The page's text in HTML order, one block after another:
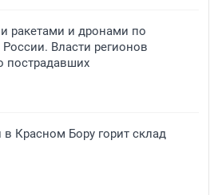
ракетами и дронами по
России. Власти регионов
пострадавших
в Красном Бору горит склад